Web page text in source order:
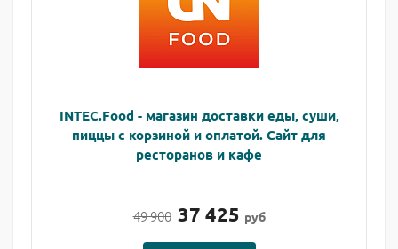
INTEC.Food - магазин доставки еды, суши,
пиццы с корзиной и оплатой. Сайт для
ресторанов и кафе
49 900 37 425 руб